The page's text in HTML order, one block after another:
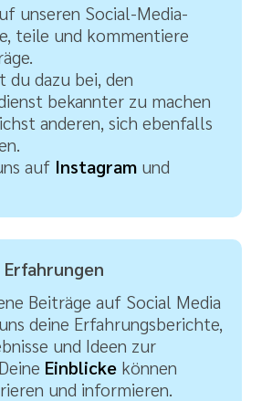
unseren Social-Media-
teile und kommentiere
du dazu bei, den
bekannter zu machen
anderen, sich ebenfalls
auf Instagram und
Beiträge auf Social Media
deine Erfahrungsberichte,
und Ideen zur
Einblicke können
und informieren.